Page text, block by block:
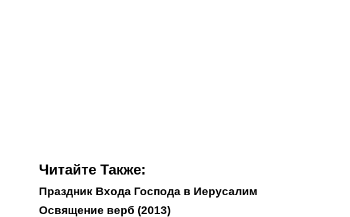
Читайте Также:
Праздник Входа Господа в Иерусалим
Освящение верб (2013)